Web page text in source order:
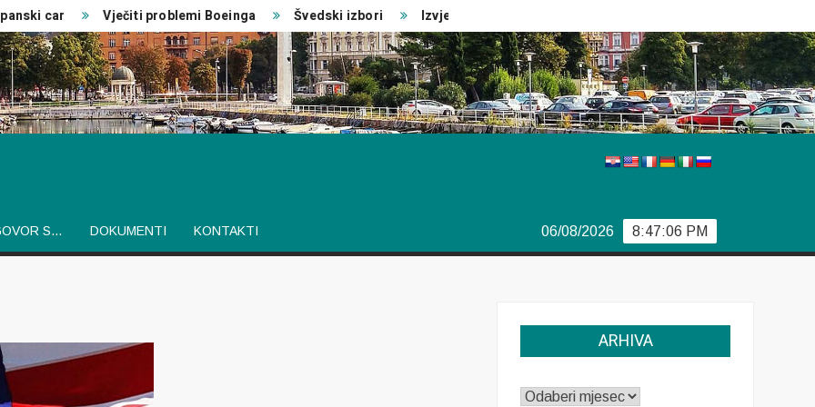
car Vječiti problemi Boeinga Švedski izbori Izvještaj Europola
S… DOKUMENTI KONTAKTI 8:47:06 PM
06/08/2026
ARHIVA
ARHIVA